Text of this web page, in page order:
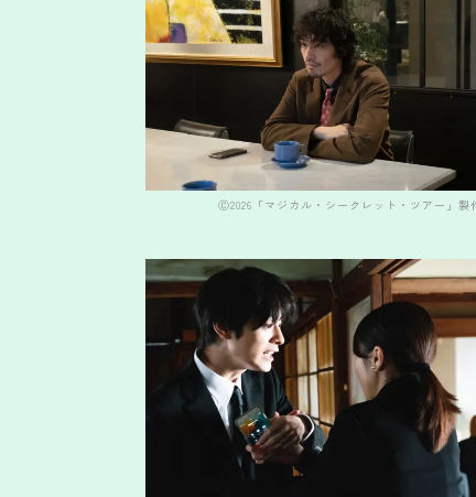
Ⓒ2026「マジカル・シークレット・ツアー」製